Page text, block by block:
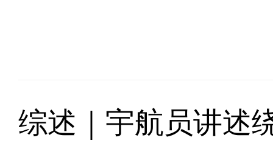
综述｜宇航员讲述